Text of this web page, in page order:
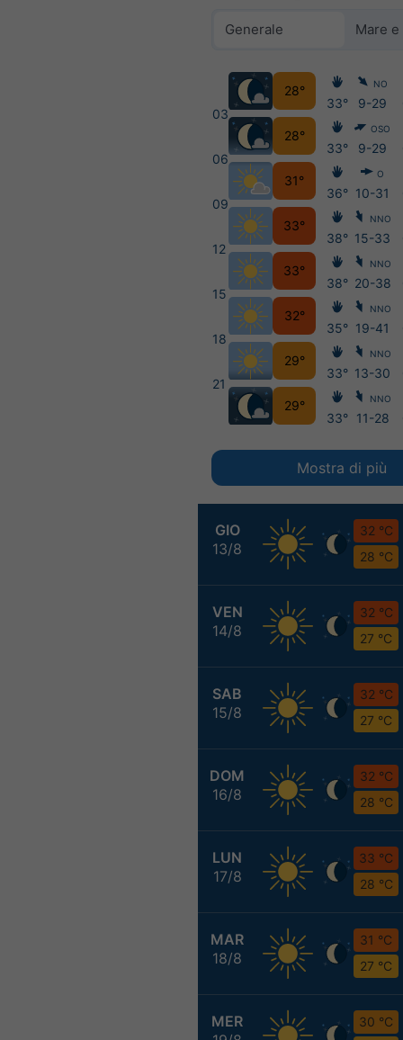
GIO
13/8
32 °C
28 °C
VEN
14/8
32 °C
27 °C
SAB
15/8
32 °C
27 °C
DOM
16/8
32 °C
28 °C
LUN
17/8
33 °C
28 °C
MAR
18/8
31 °C
27 °C
MER
30 °C
Generale Mare
03
06
09
12
15
18
21
28°
28°
31°
33°
33°
32°
29°
29°
33°
33°
36°
38°
38°
35°
33°
33°
NO
9-29
OSO
9-29
O
10-31
NNO
15-33
NNO
20-38
NNO
19-41
NNO
13-30
NNO
11-28
Mostra di più